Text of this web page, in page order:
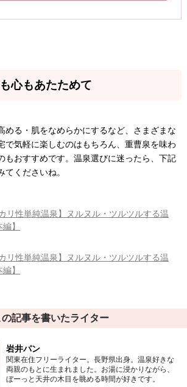
心もあたためて
める・肌をなめらかにするなど、さまざまな
で気軽に楽しむのはもちろん、重曹泉を味わ
もおすすめです。温泉選びに迷ったら、下記
くださいね。
リ性単純温泉】ヌルヌル・ツルツルする温
】
リ性単純温泉】ヌルヌル・ツルツルする温
】
の記事を書いたライター
岩井パン
関東在住フリーライター。長野県出身。温泉好きな
両親のもとに生まれました。お湯に浸かりながら、
ぼーっと天井の木目を眺める時間が好きです。